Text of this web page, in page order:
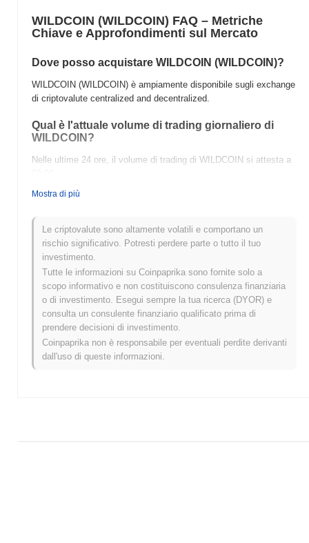
WILDCOIN (WILDCOIN) FAQ – Metriche
Chiave e Approfondimenti sul Mercato
Dove posso acquistare WILDCOIN (WILDCOIN)?
WILDCOIN (WILDCOIN) è ampiamente disponibile sugli exchange
di criptovalute centralized and decentralized.
Qual è l'attuale volume di trading giornaliero di
WILDCOIN?
Nelle ultime 24 ore, il volume di trading di WILDCOIN si attesta a
Qual è lo storico della fascia di prezzo di
Massimo Storico (ATH):$0.001000
Minimo Storico (ATL): $0.00
WILDCOIN è attualmente scambiato~39.92%al di sotto del suo
ATH .
Come si sta comportando WILDCOIN rispetto al
mercato crypto più ampio?
Negli ultimi 7 giorni, WILDCOIN ha guadagnato
sottoperformando il mercato crypto complessivo che ha registrato
Mostra di più
Le criptovalute sono altamente volatili e comportano un
rischio significativo. Potresti perdere parte o tutto il tuo
investimento.
Tutte le informazioni su Coinpaprika sono fornite solo a
scopo informativo e non costituiscono consulenza finanziaria
o di investimento. Esegui sempre la tua ricerca (DYOR) e
consulta un consulente finanziario qualificato prima di
prendere decisioni di investimento.
Coinpaprika non è responsabile per eventuali perdite derivanti
dall'uso di queste informazioni.